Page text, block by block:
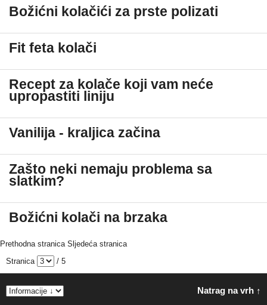
Božićni kolačići za prste polizati
Fit feta kolači
Recept za kolače koji vam neće
upropastiti liniju
Vanilija - kraljica začina
Zašto neki nemaju problema sa
slatkim?
Božićni kolači na brzaka
Prethodna stranica Sljedeća stranica
Stranica
/ 5
Natrag na vrh ↑